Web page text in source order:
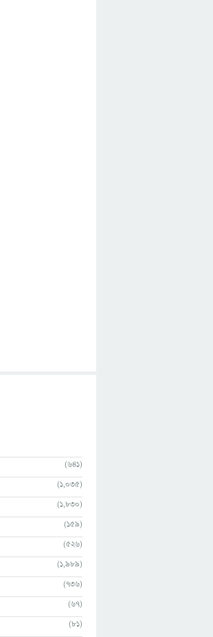
(641)
(1,035)
(1,830)
(159)
(526)
(1,989)
(736)
(67)
(81)